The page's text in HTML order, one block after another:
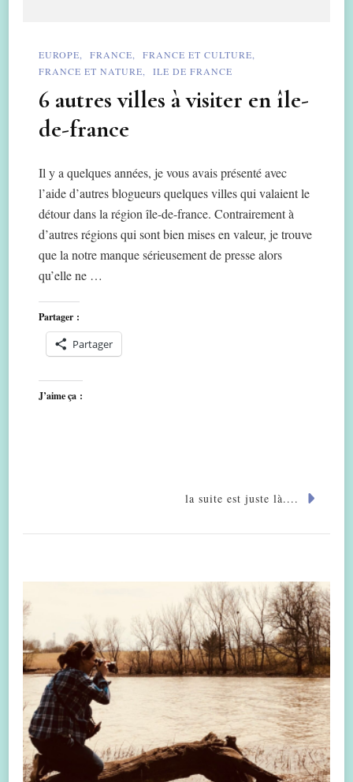
EUROPE FRANCE
FRANCE ET CULTURE
FRANCE ET NATURE
ILE DE FRANCE
6 autres villes à visiter en île-
de-france
Il y a quelques années, je vous avais présenté avec
l’aide d’autres blogueurs quelques villes qui valaient le
détour dans la région île-de-france. Contrairement à
d’autres régions qui sont bien mises en valeur, je trouve
que la notre manque sérieusement de presse alors
qu’elle ne …
Partager :
Partager
J’aime ça :
la suite est juste là....